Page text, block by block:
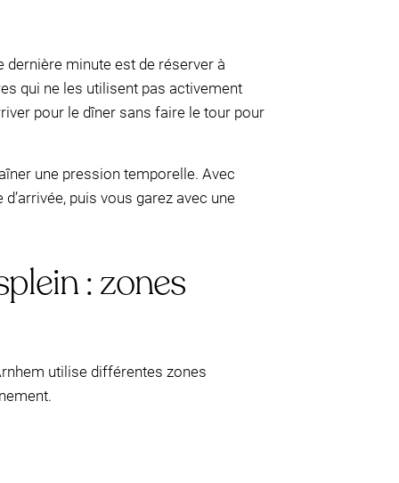
dernière minute est de réserver à
qui ne les utilisent pas activement
pour le dîner sans faire le tour pour
une pression temporelle. Avec
puis vous garez avec une
: zones
utilise différentes zones